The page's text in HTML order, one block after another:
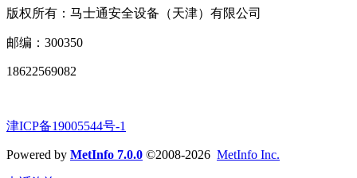
版权所有：马士通安全设备（天津）有限公司
邮编：300350
18622569082
津ICP备19005544号-1
Powered by MetInfo 7.0.0 ©2008-2026 MetInfo Inc.